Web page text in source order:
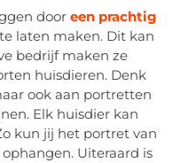
door een prachtig
laten maken. Dit kan
bedrijf maken ze
huisdieren. Denk
ook aan portretten
Elk huisdier kan
kun jij het portret van
Uiteraard is